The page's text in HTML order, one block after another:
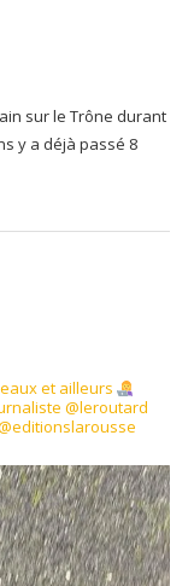
sur le Trône durant
y a déjà passé 8
et ailleurs
@leroutard